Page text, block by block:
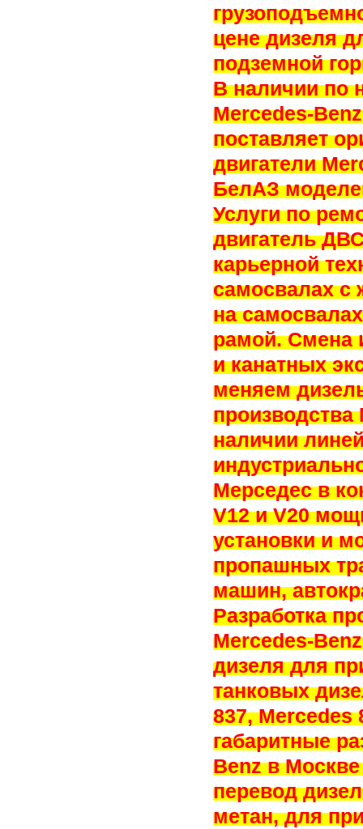
цене дизеля
подземной
В наличии по
Mercedes-
поставляет
двигатели
БелАЗ
Услуги по
двигатель
карьерной
самосвалах с
на
рамой. Смена
и канатных
меняем
наличии
Мерседес в
V12 и V20
установки и
пропашных
машин,
Разработка
Mercedes-
дизеля для
танковых
837, Mercedes
габаритные
Benz в
перевод
метан, для